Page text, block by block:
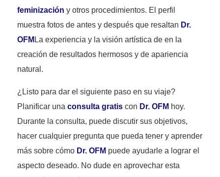
feminización y otros procedimientos. El perfil
muestra fotos de antes y después que resaltan Dr.
OFM La experiencia y la visión artística de en la
creación de resultados hermosos y de apariencia
natural.
¿Listo para dar el siguiente paso en su viaje?
Planificar una consulta gratis con Dr. OFM hoy.
Durante la consulta, puede discutir sus objetivos,
hacer cualquier pregunta que pueda tener y aprender
más sobre cómo Dr. OFM puede ayudarle a lograr el
aspecto deseado. No dude en aprovechar esta